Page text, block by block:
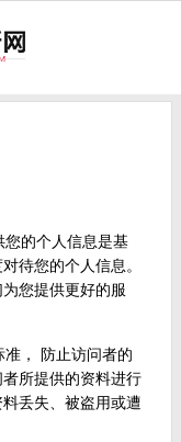
您的个人信息是基
待您的个人信息。
您提供更好的服
， 防止访问者的
所提供的资料进行
丢失、被盗用或遭